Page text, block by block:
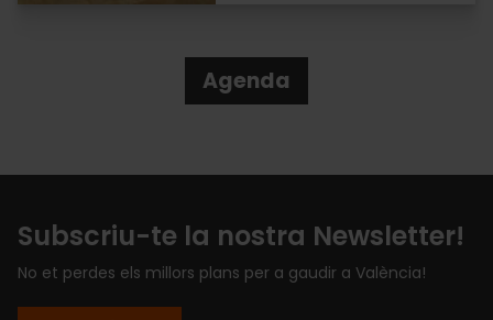
Agenda
Subscriu-te la nostra Newsletter!
No et perdes els millors plans per a gaudir a València!